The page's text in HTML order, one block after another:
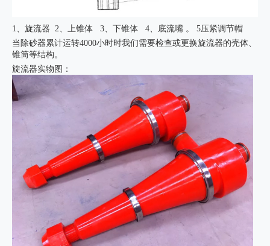
1、旋流器 2、上锥体 3、下锥体 4、底流嘴 。 5压紧调节帽
当除砂器累计运转4000小时时我们需要检查或更换旋流器的壳体、
锥筒等结构。
旋流器实物图：